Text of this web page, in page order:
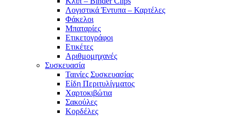
Λογιστικά Έντυπα – Καρτέλες
Φάκελοι
Μπαταρίες
Ετικετογράφοι
Ετικέτες
Αριθμομηχανές
Συσκευασία
Ταινίες Συσκευασίας
Είδη Περιτυλίγματος
Χαρτοκιβώτια
Σακούλες
Κορδέλες